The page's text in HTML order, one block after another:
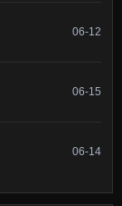
06-12
06-15
06-14